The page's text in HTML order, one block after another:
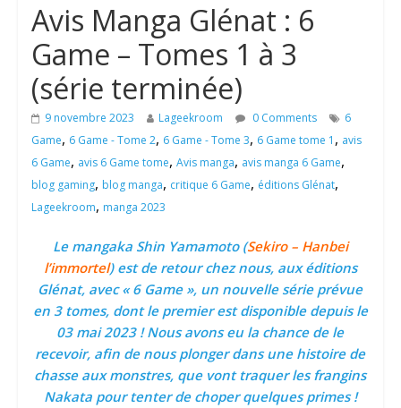
Avis Manga Glénat : 6
Game – Tomes 1 à 3
(série terminée)
9 novembre 2023 Lageekroom 0 Comments
6
Game, 6 Game - Tome 2, 6 Game - Tome 3, 6 Game tome 1 , avis
6 Game, avis 6 Game tome, Avis manga, avis manga 6 Game,
blog gaming, blog manga, critique 6 Game, éditions Glénat,
Lageekroom, manga 2023
Le mangaka Shin Yamamoto (Sekiro – Hanbei
l’immortel) est de retour chez nous, aux éditions
Glénat, avec « 6 Game », un nouvelle série prévue
en 3 tomes, dont le premier est disponible depuis le
03 mai 2023 ! Nous avons eu la chance de le
recevoir, afin de nous plonger dans une histoire de
chasse aux monstres, que vont traquer les frangins
Nakata pour tenter de choper quelques primes !